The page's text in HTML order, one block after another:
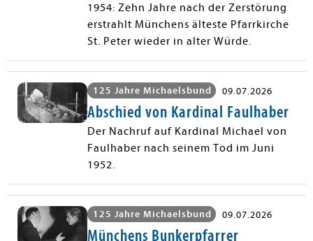
1954: Zehn Jahre nach der Zerstörung
erstrahlt Münchens älteste Pfarrkirche
St. Peter wieder in alter Würde.
125 Jahre Michaelsbund 09.07.2026
Abschied von Kardinal Faulhaber
Der Nachruf auf Kardinal Michael von
Faulhaber nach seinem Tod im Juni
1952.
125 Jahre Michaelsbund 09.07.2026
Münchens Bunkerpfarrer